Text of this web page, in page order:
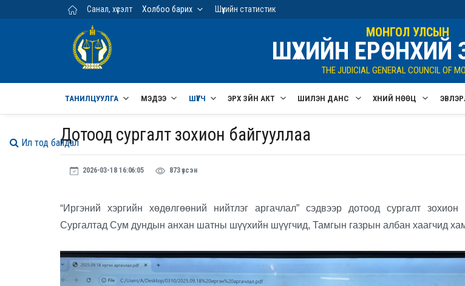
Үндсэн агуулга руу шилжих
Санал, хүсэлт Холбоо барих Шүүхийн статистик
МОНГОЛ УЛСЫН
ШҮҮХИЙН
THE JUDICIAL GENERAL COUNCIL OF
ТАНИЛЦУУЛГА МЭДЭЭ ШҮҮГЧ ЭРХ ЗҮЙН АКТ ШИЛЭН ДАНС ХҮНИЙ НӨӨЦ
Дотоод сургалт зохион байгууллаа
2026-03-18 16:06:05 873 үзсэн
“Иргэний хэргийн хөдөлгөөний нийтлэг аргачлал” сэдвээр дотоод сургалт зохион
Сургалтад Сум дундын анхан шатны шүүхийн шүүгчид, Тамгын газрын албан хаагчид
Ил тод байдал